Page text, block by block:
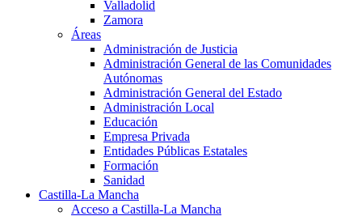
Valladolid
Zamora
Áreas
Administración de Justicia
Administración General de las Comunidades
Autónomas
Administración General del Estado
Administración Local
Educación
Empresa Privada
Entidades Públicas Estatales
Formación
Sanidad
Castilla-La Mancha
Acceso a Castilla-La Mancha